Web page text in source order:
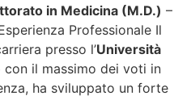
in Medicina (M.D.) –
Professionale Il
presso l’Università
con il massimo dei voti in
ha sviluppato un forte